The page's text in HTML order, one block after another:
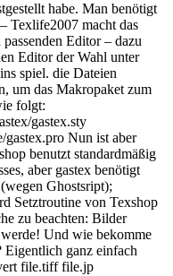
habe. Man benötigt
Texlife2007 macht das
Editor – dazu
Editor der Wahl unter
spiel. die Dateien
um das Makropaket zum
folgt:
gastex.sty
Nun ist aber
benutzt standardmäßig
aber gastex benötigt
Ghostsript);
Setztroutine von Texshop
zu beachten: Bilder
Und wie bekomme
ganz einfach
file.tiff file.jp